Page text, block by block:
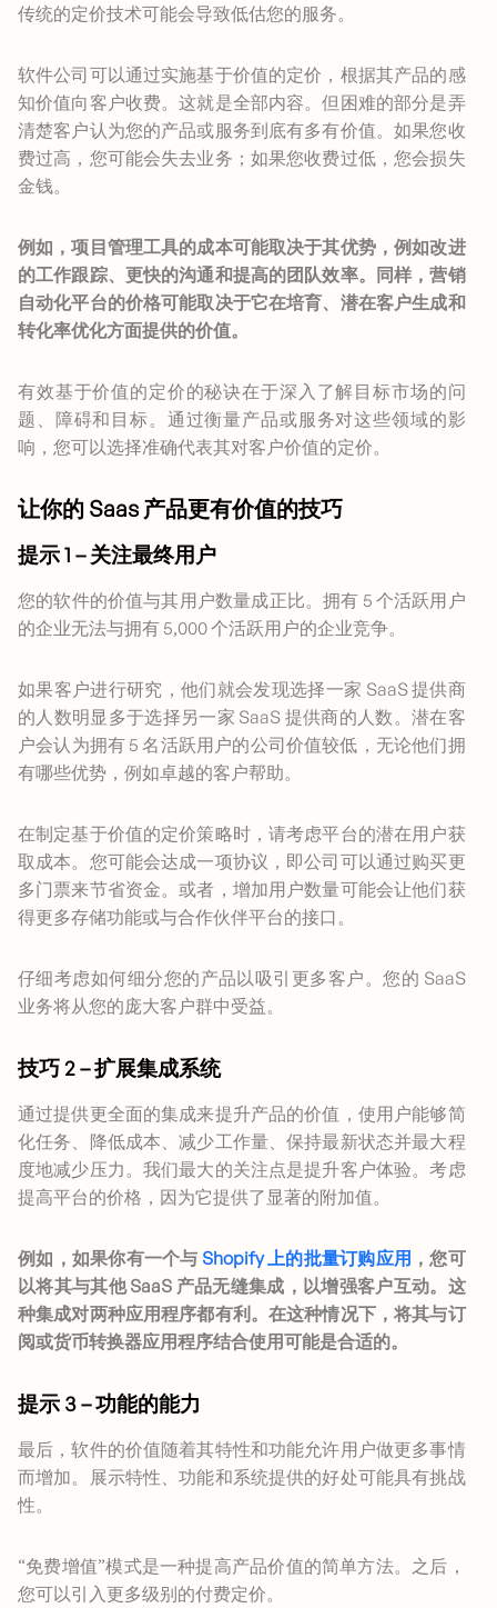
传统的定价技术可能会导致低估您的服务。
软件公司可以通过实施基于价值的定价，根据其产品的感
知价值向客户收费。这就是全部内容。但困难的部分是弄
清楚客户认为您的产品或服务到底有多有价值。如果您收
费过高，您可能会失去业务；如果您收费过低，您会损失
金钱。
例如，项目管理工具的成本可能取决于其优势，例如改进
的工作跟踪、更快的沟通和提高的团队效率。同样，营销
自动化平台的价格可能取决于它在培育、潜在客户生成和
转化率优化方面提供的价值。
有效基于价值的定价的秘诀在于深入了解目标市场的问
题、障碍和目标。通过衡量产品或服务对这些领域的影
响，您可以选择准确代表其对客户价值的定价。
让你的 Saas 产品更有价值的技巧
提示 1 – 关注最终用户
您的软件的价值与其用户数量成正比。拥有 5 个活跃用户
的企业无法与拥有 5,000 个活跃用户的企业竞争。
如果客户进行研究，他们就会发现选择一家 SaaS 提供商
的人数明显多于选择另一家 SaaS 提供商的人数。潜在客
户会认为拥有 5 名活跃用户的公司价值较低，无论他们拥
有哪些优势，例如卓越的客户帮助。
在制定基于价值的定价策略时，请考虑平台的潜在用户获
取成本。您可能会达成一项协议，即公司可以通过购买更
多门票来节省资金。或者，增加用户数量可能会让他们获
得更多存储功能或与合作伙伴平台的接口。
仔细考虑如何细分您的产品以吸引更多客户。您的 SaaS
业务将从您的庞大客户群中受益。
技巧 2 – 扩展集成系统
通过提供更全面的集成来提升产品的价值，使用户能够简
化任务、降低成本、减少工作量、保持最新状态并最大程
度地减少压力。我们最大的关注点是提升客户体验。考虑
提高平台的价格，因为它提供了显著的附加值。
例如，如果你有一个与 Shopify 上的批量订购应用 ，您可
以将其与其他 SaaS 产品无缝集成，以增强客户互动。这
种集成对两种应用程序都有利。在这种情况下，将其与订
阅或货币转换器应用程序结合使用可能是合适的。
提示 3 – 功能的能力
最后，软件的价值随着其特性和功能允许用户做更多事情
而增加。展示特性、功能和系统提供的好处可能具有挑战
性。
“免费增值”模式是一种提高产品价值的简单方法。之后，
您可以引入更多级别的付费定价。